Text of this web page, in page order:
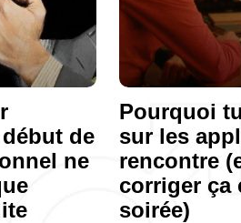
de
ne
Pourquoi
sur les
rencontre
corriger ça
soirée)